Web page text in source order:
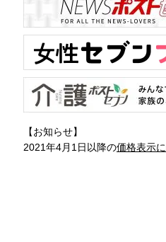
【お知らせ】
2021年4月1日以降の価格表示